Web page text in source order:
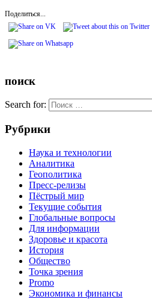
Поделиться...
поиск
Search for:
Рубрики
Наука и технологии
Аналитика
Геополитика
Пресс-релизы
Пёстрый мир
Текущие события
Глобальные вопросы
Для информации
Здоровье и красота
История
Общество
Точка зрения
Promo
Экономика и финансы